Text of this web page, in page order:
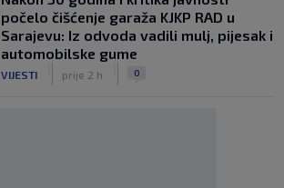
počelo čišćenje garaža KJKP RAD u
Sarajevu: Iz odvoda vadili mulj, pijesak i
automobilske gume
VIJESTI prije 2 h 0